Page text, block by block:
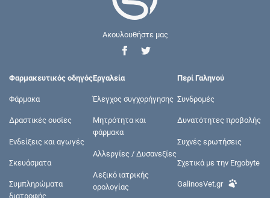
Ακουλουθήστε μας
Φαρμακευτικός οδηγός
Φάρμακα
Δραστικές ουσίες
Ενδείξεις και αγωγές
Σκευάσματα
Συμπληρώματα
διατροφής
Εργαλεία
Έλεγχος συγχορήγησης
Μητρότητα και
φάρμακα
Αλλεργίες / Δυσανεξίες
Λεξικό ιατρικής
ορολογίας
Περί Γαληνού
Συνδρομές
Δυνατότητες προβολής
Συχνές ερωτήσεις
Σχετικά με την Ergobyte
GalinosVet.gr